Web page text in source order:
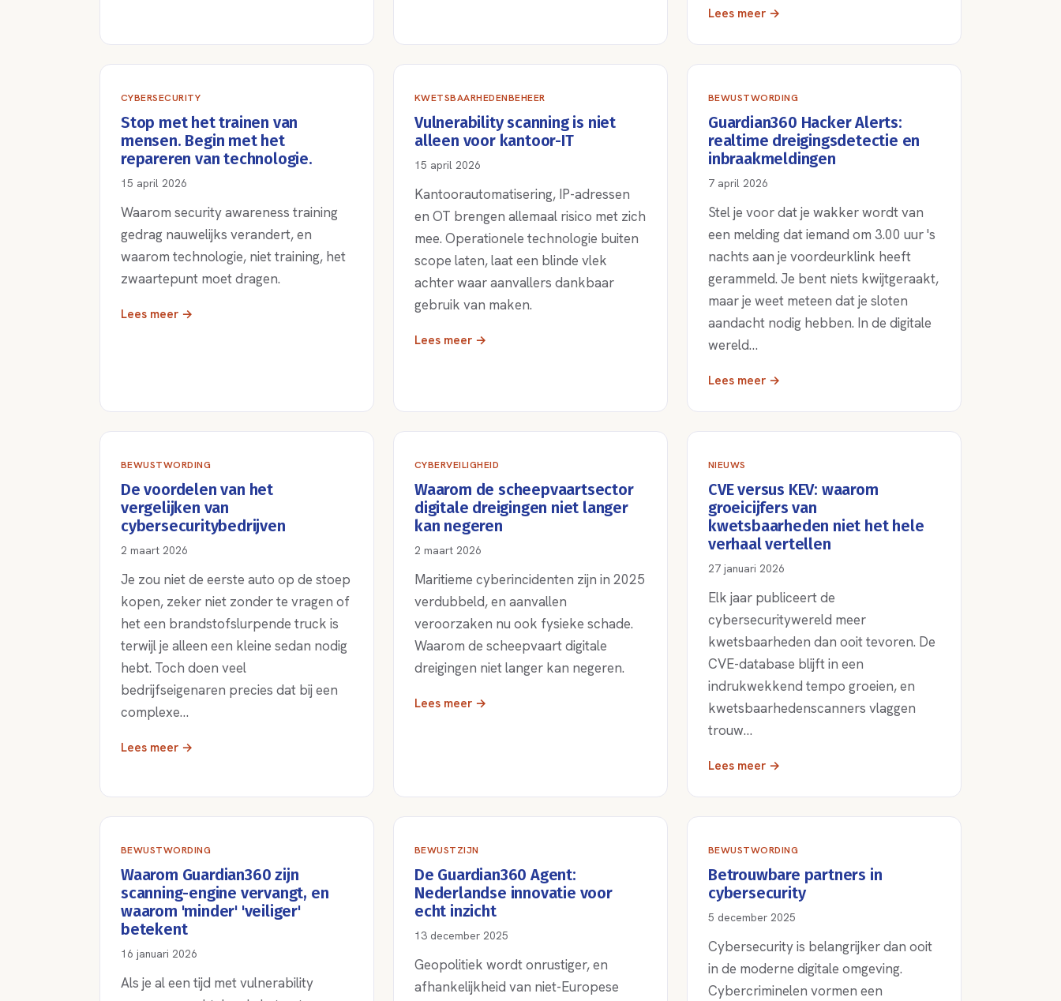
Lees meer →
CYBERSECURITY
Stop met het trainen van
mensen. Begin met het
repareren van technologie.
15 april 2026
Waarom security awareness training
gedrag nauwelijks verandert, en
waarom technologie, niet training, het
zwaartepunt moet dragen.
Lees meer →
KWETSBAARHEDENBEHEER
Vulnerability scanning is niet
alleen voor kantoor-IT
15 april 2026
Kantoorautomatisering, IP-adressen
en OT brengen allemaal risico met zich
mee. Operationele technologie buiten
scope laten, laat een blinde vlek
achter waar aanvallers dankbaar
gebruik van maken.
Lees meer →
BEWUSTWORDING
Guardian360 Hacker Alerts:
realtime dreigingsdetectie en
inbraakmeldingen
7 april 2026
Stel je voor dat je wakker wordt van
een melding dat iemand om 3.00 uur 's
nachts aan je voordeurklink heeft
gerammeld. Je bent niets kwijtgeraakt,
maar je weet meteen dat je sloten
aandacht nodig hebben. In de digitale
wereld…
Lees meer →
BEWUSTWORDING
De voordelen van het
vergelijken van
cybersecuritybedrijven
2 maart 2026
Je zou niet de eerste auto op de stoep
kopen, zeker niet zonder te vragen of
het een brandstofslurpende truck is
terwijl je alleen een kleine sedan nodig
hebt. Toch doen veel
bedrijfseigenaren precies dat bij een
complexe…
Lees meer →
CYBERVEILIGHEID
Waarom de scheepvaartsector
digitale dreigingen niet langer
kan negeren
2 maart 2026
Maritieme cyberincidenten zijn in 2025
verdubbeld, en aanvallen
veroorzaken nu ook fysieke schade.
Waarom de scheepvaart digitale
dreigingen niet langer kan negeren.
Lees meer →
NIEUWS
CVE versus KEV: waarom
groeicijfers van
kwetsbaarheden niet het hele
verhaal vertellen
27 januari 2026
Elk jaar publiceert de
cybersecuritywereld meer
kwetsbaarheden dan ooit tevoren. De
CVE-database blijft in een
indrukwekkend tempo groeien, en
kwetsbaarhedenscanners vlaggen
trouw…
Lees meer →
BEWUSTWORDING
Waarom Guardian360 zijn
scanning-engine vervangt, en
waarom 'minder' 'veiliger'
betekent
16 januari 2026
Als je al een tijd met vulnerability
BEWUSTZIJN
De Guardian360 Agent:
Nederlandse innovatie voor
echt inzicht
13 december 2025
Geopolitiek wordt onrustiger, en
afhankelijkheid van niet-Europese
BEWUSTWORDING
Betrouwbare partners in
cybersecurity
5 december 2025
Cybersecurity is belangrijker dan ooit
in de moderne digitale omgeving.
Cybercriminelen vormen een